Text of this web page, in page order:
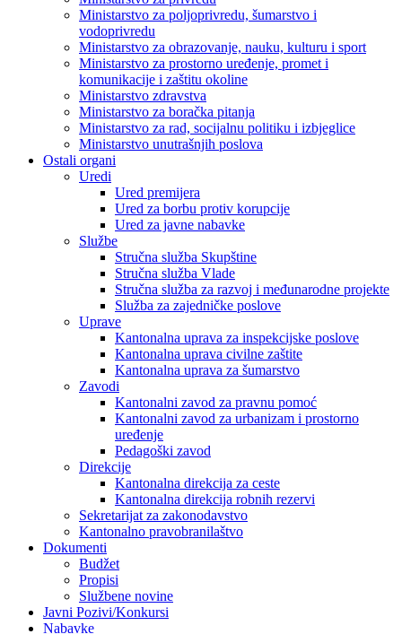
Ministarstvo za poljoprivredu, šumarstvo i
vodoprivredu
Ministarstvo za obrazovanje, nauku, kulturu i sport
Ministarstvo za prostorno uređenje, promet i
komunikacije i zaštitu okoline
Ministarstvo zdravstva
Ministarstvo za boračka pitanja
Ministarstvo za rad, socijalnu politiku i izbjeglice
Ministarstvo unutrašnjih poslova
Ostali organi
Uredi
Ured premijera
Ured za borbu protiv korupcije
Ured za javne nabavke
Službe
Stručna služba Skupštine
Stručna služba Vlade
Stručna služba za razvoj i međunarodne projekte
Služba za zajedničke poslove
Uprave
Kantonalna uprava za inspekcijske poslove
Kantonalna uprava civilne zaštite
Kantonalna uprava za šumarstvo
Zavodi
Kantonalni zavod za pravnu pomoć
Kantonalni zavod za urbanizam i prostorno
uređenje
Pedagoški zavod
Direkcije
Kantonalna direkcija za ceste
Kantonalna direkcija robnih rezervi
Sekretarijat za zakonodavstvo
Kantonalno pravobranilaštvo
Dokumenti
Budžet
Propisi
Službene novine
Javni Pozivi/Konkursi
Nabavke